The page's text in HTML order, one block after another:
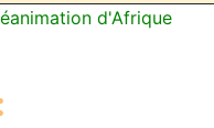
d'Afrique